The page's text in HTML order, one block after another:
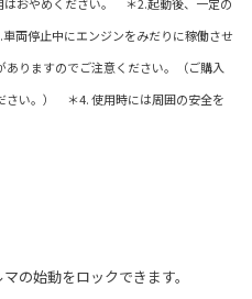
両停止中にエンジンをみだりに稼働させ
りますのでご注意ください。（ご購入
さい。） ＊4. 使用時には周囲の安全を
の始動をロックできます。